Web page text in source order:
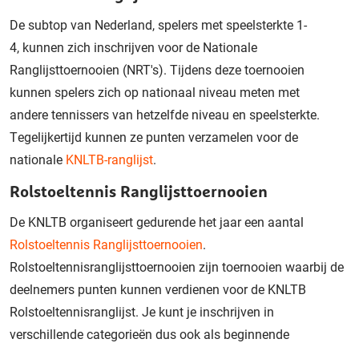
De subtop van Nederland, spelers met speelsterkte 1-
4, kunnen zich inschrijven voor de Nationale
Ranglijsttoernooien (NRT's). Tijdens deze toernooien
kunnen spelers zich op nationaal niveau meten met
andere tennissers van hetzelfde niveau en speelsterkte.
Tegelijkertijd kunnen ze punten verzamelen voor de
nationale KNLTB-ranglijst.
Rolstoeltennis Ranglijsttoernooien
De KNLTB organiseert gedurende het jaar een aantal
Rolstoeltennis Ranglijsttoernooien.
Rolstoeltennisranglijsttoernooien zijn toernooien waarbij de
deelnemers punten kunnen verdienen voor de KNLTB
Rolstoeltennisranglijst. Je kunt je inschrijven in
verschillende categorieën dus ook als beginnende